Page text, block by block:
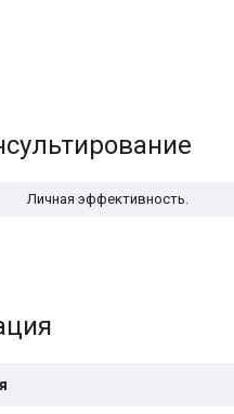
Личная эффективность.